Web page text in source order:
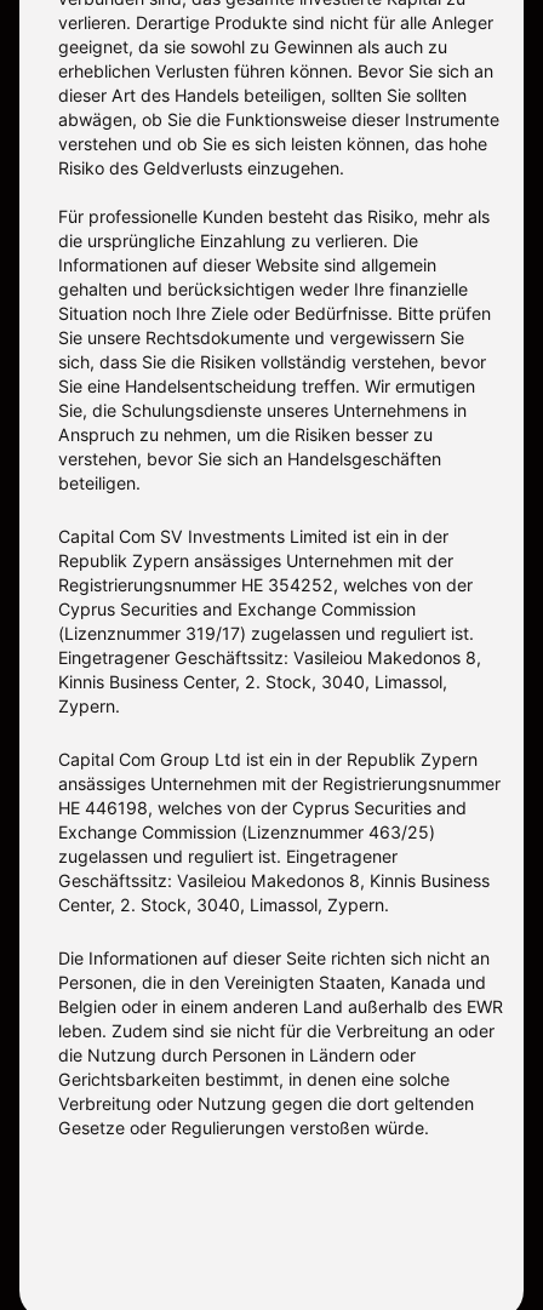
verlieren. Derartige Produkte sind nicht für alle Anleger
geeignet, da sie sowohl zu Gewinnen als auch zu
erheblichen Verlusten führen können. Bevor Sie sich an
dieser Art des Handels beteiligen, sollten Sie sollten
abwägen, ob Sie die Funktionsweise dieser Instrumente
verstehen und ob Sie es sich leisten können, das hohe
Risiko des Geldverlusts einzugehen.
Für professionelle Kunden besteht das Risiko, mehr als
die ursprüngliche Einzahlung zu verlieren. Die
Informationen auf dieser Website sind allgemein
gehalten und berücksichtigen weder Ihre finanzielle
Situation noch Ihre Ziele oder Bedürfnisse. Bitte prüfen
Sie unsere Rechtsdokumente und vergewissern Sie
sich, dass Sie die Risiken vollständig verstehen, bevor
Sie eine Handelsentscheidung treffen. Wir ermutigen
Sie, die Schulungsdienste unseres Unternehmens in
Anspruch zu nehmen, um die Risiken besser zu
verstehen, bevor Sie sich an Handelsgeschäften
beteiligen.
Capital Com SV Investments Limited ist ein in der
Republik Zypern ansässiges Unternehmen mit der
Registrierungsnummer HE 354252, welches von der
Cyprus Securities and Exchange Commission
(Lizenznummer 319/17) zugelassen und reguliert ist.
Eingetragener Geschäftssitz: Vasileiou Makedonos 8,
Kinnis Business Center, 2. Stock, 3040, Limassol,
Zypern.
Capital Com Group Ltd ist ein in der Republik Zypern
ansässiges Unternehmen mit der Registrierungsnummer
ΗΕ 446198, welches von der Cyprus Securities and
Exchange Commission (Lizenznummer 463/25)
zugelassen und reguliert ist. Eingetragener
Geschäftssitz: Vasileiou Makedonos 8, Kinnis Business
Center, 2. Stock, 3040, Limassol, Zypern.
Die Informationen auf dieser Seite richten sich nicht an
Personen, die in den Vereinigten Staaten, Kanada und
Belgien oder in einem anderen Land außerhalb des EWR
leben. Zudem sind sie nicht für die Verbreitung an oder
die Nutzung durch Personen in Ländern oder
Gerichtsbarkeiten bestimmt, in denen eine solche
Verbreitung oder Nutzung gegen die dort geltenden
Gesetze oder Regulierungen verstoßen würde.